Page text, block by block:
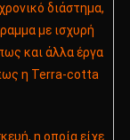
διάστημα,
με ισχυρή
και άλλα έργα
η Terra-cotta
η οποία είχε